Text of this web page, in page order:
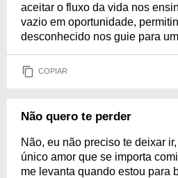
aceitar o fluxo da vida nos
vazio em oportunidade,
desconhecido nos guie para
COPIAR
Não quero te perder
Não, eu não preciso te deixar
único amor que se importa
me levanta quando estou para